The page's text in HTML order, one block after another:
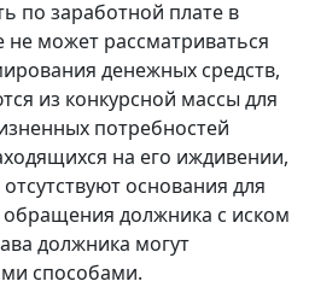
по заработной плате в
не может рассматриваться
денежных средств,
из конкурсной массы для
потребностей
на его иждивении,
основания для
обращения должника с иском
должника могут
способами.